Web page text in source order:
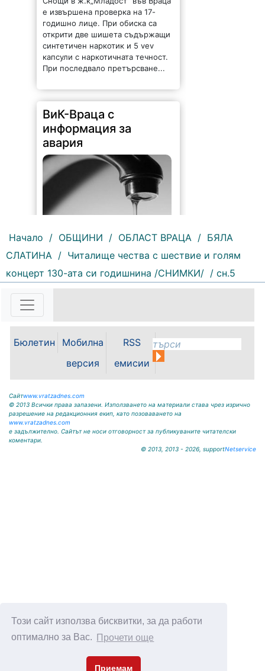
Този сайт използва бисквитки, за да работи
оптимално за Вас.
Прочети още
Приемам
е извършена проверка на 17-
годишно лице. При обиска са
открити две шишета съдържащи
синтетичен наркотик и 5 vev
капсули с наркотичната течност.
При последвало претърсване...
ВиК-Враца с
информация за
авария
207 | 2026-08-07 10:31:48
"Водоснабдяване и канализация“
ООД – Враца уведомява своите
възникнала аварийна ситуация е
спряно водоподаването в
ул."Никола Вапцаров" днес
07.08.2026г. до отстраняване на
аварията. Тел.: 092 66 11 19 Тел.:
0889 316...
Начало / ОБЩИНИ / ОБЛАСТ ВРАЦА / БЯЛА
СЛАТИНА / Читалище чества с шествие и голям
концерт 130-ата си годишнина /СНИМКИ/ / сн.5
Бюлетин
Мобилна
версия
RSS
емисии
Сайтwww.vratzadnes.com
© 2013 Всички права запазени. Използването на материали става чрез изрично
разрешение на редакционния екип, като позоваването на
www.vratzadnes.com
е задължително. Сайтът не носи отговорност за публикуваните читателски
коментари.
© 2013, 2013 - 2026, supportNetservice